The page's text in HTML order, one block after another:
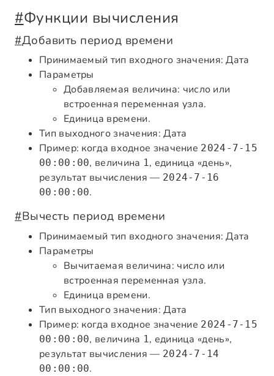
#Функции вычисления
#Добавить период времени
Принимаемый тип входного значения: Дата
Параметры
Добавляемая величина: число или
встроенная переменная узла.
Единица времени.
Тип выходного значения: Дата
Пример: когда входное значение 2024-7-15
00:00:00, величина 1, единица «день»,
результат вычисления — 2024-7-16
00:00:00.
#Вычесть период времени
Принимаемый тип входного значения: Дата
Параметры
Вычитаемая величина: число или
встроенная переменная узла.
Единица времени.
Тип выходного значения: Дата
Пример: когда входное значение 2024-7-15
00:00:00, величина 1 , единица «день»,
результат вычисления — 2024-7-14
00:00:00.